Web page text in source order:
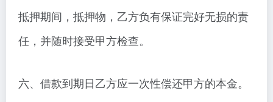
抵押期间，抵押物，乙方负有保证完好无损的责
任，并随时接受甲方检查。
六、借款到期日乙方应一次性偿还甲方的本金。